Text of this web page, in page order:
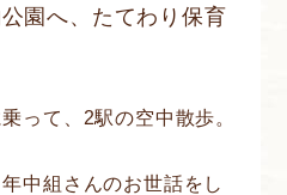
園へ、たてわり保育
って、2駅の空中散歩。
中組さんのお世話をし